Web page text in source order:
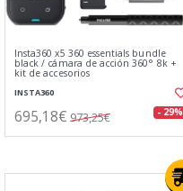
Insta360 x5 360 essentials bundle
black / cámara de acción 360° 8k +
kit de accesorios
INSTA360
695,18€ 973,25€ - 29%